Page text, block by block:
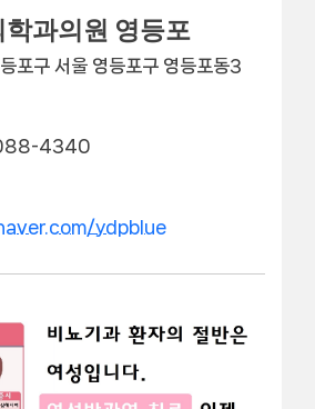
과의원 영등포
포구 서울 영등포구 영등포동3
4340
ydpblue